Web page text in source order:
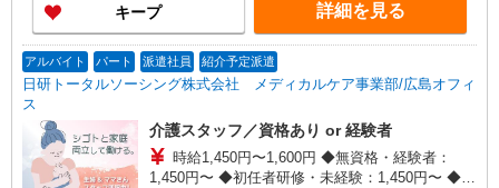
キープ 詳細を見る
アルバイト パート 派遣社員 紹介予定派遣
日研トータルソーシング株式会社 メディカルケア事業部/広島オフィ
ス
介護スタッフ／資格あり or 経験者
時給1,450円〜1,600円 ◆無資格・経験者：
1,450円〜 ◆初任者研修・未経験：1,450円〜 ◆初